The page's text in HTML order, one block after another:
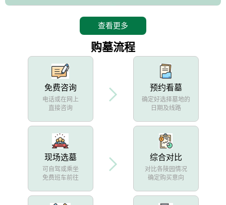
查看更多
购墓流程
免费咨询
电话或在网上
直接咨询
预约看墓
确定好选择墓地的
日期及线路
现场选墓
可自驾或乘坐
免费班车前往
综合对比
对比各陵园情况
确定购买意向